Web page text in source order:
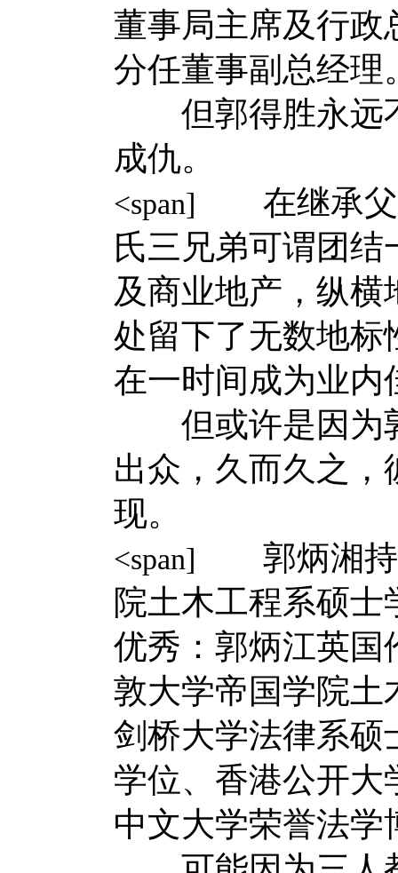
董事局主席及行政
分任董事副总经理
但郭得胜永远
成仇。
<span]
在继承父
氏三兄弟可谓团
及商业地产，纵横
处留下了无数地标
在一时间成为业内
但或许是因为
出众，久而久之
现。
<span]
郭炳湘持
院土木工程系硕
优秀：郭炳江英国
敦大学帝国学院土
剑桥大学法律系硕
学位、香港公开大
中文大学荣誉法学